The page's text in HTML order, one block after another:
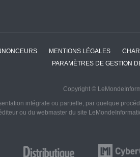
MENTIONS LÉGALES
PARAMÈTRES DE GESTION
Copyright ©
intégrale ou partielle, par quelque
ou du webmaster du site